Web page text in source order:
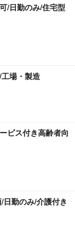
/日勤のみ/住宅型
場・製造
ビス付き高齢者向
日勤のみ/介護付き